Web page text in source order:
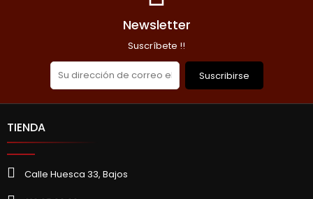
Newsletter
Suscríbete !!
Suscribirse
TIENDA
Calle Huesca 33, Bajos